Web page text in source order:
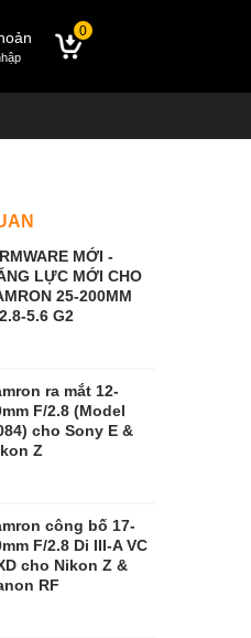
0
MỚI -
LỰC MỚI CHO
25-200MM
5.6 G2
ra mắt 12-
F/2.8 (Model
cho Sony E &
Z
công bố 17-
F/2.8 Di III-A VC
cho Nikon Z &
RF